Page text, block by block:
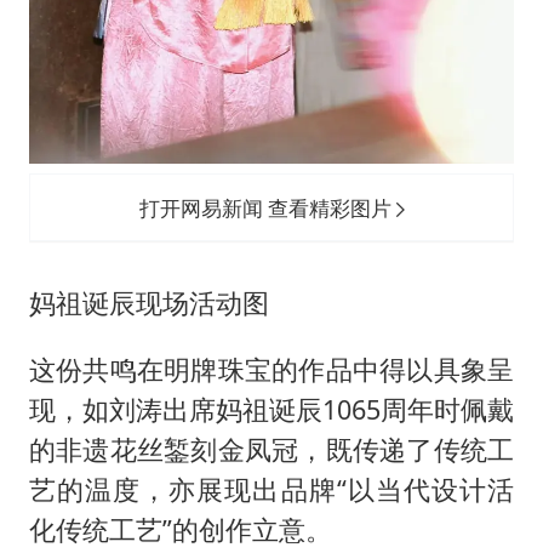
打开网易新闻 查看精彩图片
妈祖诞辰现场活动图
这份共鸣在明牌珠宝的作品中得以具象呈
现，如刘涛出席妈祖诞辰1065周年时佩戴
的非遗花丝錾刻金凤冠，既传递了传统工
艺的温度，亦展现出品牌“以当代设计活
化传统工艺”的创作立意。